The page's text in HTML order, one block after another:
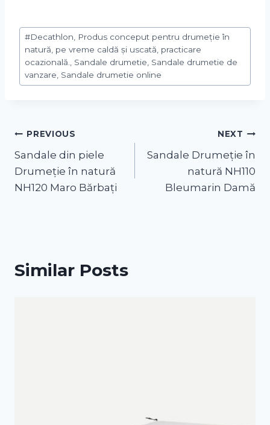
#Decathlon, Produs conceput pentru drumeție în
natură, pe vreme caldă și uscată, practicare
ocazională., Sandale drumetie, Sandale drumetie de
vanzare, Sandale drumetie online
PREVIOUS
Sandale din piele
Drumeție în natură
NH120 Maro Bărbați
NEXT
Sandale Drumeție în
natură NH110
Bleumarin Damă
Similar Posts